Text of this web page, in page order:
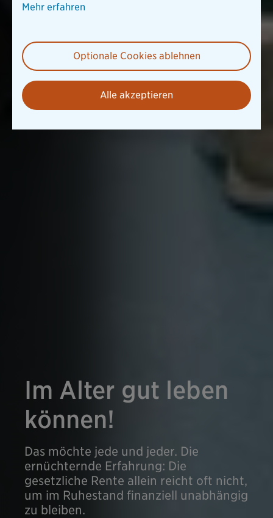
Im Alter gut leben
können!
Das möchte jede und jeder. Die
ernüchternde Erfahrung: Die
gesetzliche Rente allein reicht oft nicht,
um im Ruhestand finanziell unabhängig
zu bleiben.
Mehr erfahren
Optionale Cookies ablehnen
Alle akzeptieren